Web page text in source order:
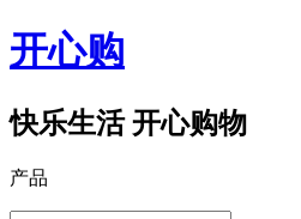
开心购
快乐生活 开心购物
产品